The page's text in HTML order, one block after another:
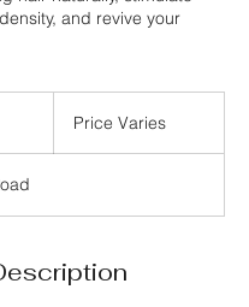
and revive your
Price Varies